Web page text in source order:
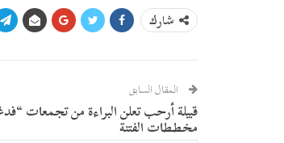
شارك
المقال السابق
قبيلة أرحب تعلن البراءة من تجمعات
مخططات الفتنة